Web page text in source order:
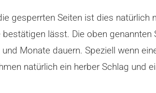
gesperrten Seiten ist dies
lässt. Die oben genannten
Monate dauern. Speziell wenn
natürlich ein herber Schlag und